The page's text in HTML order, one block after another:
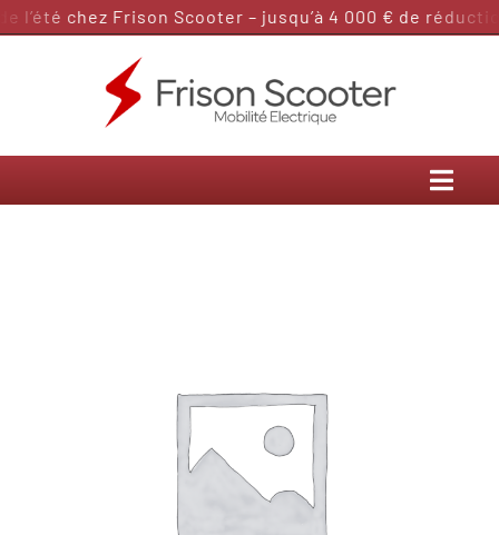
Passer
l’été chez Frison Scooter – jusqu’à 4 000 € de